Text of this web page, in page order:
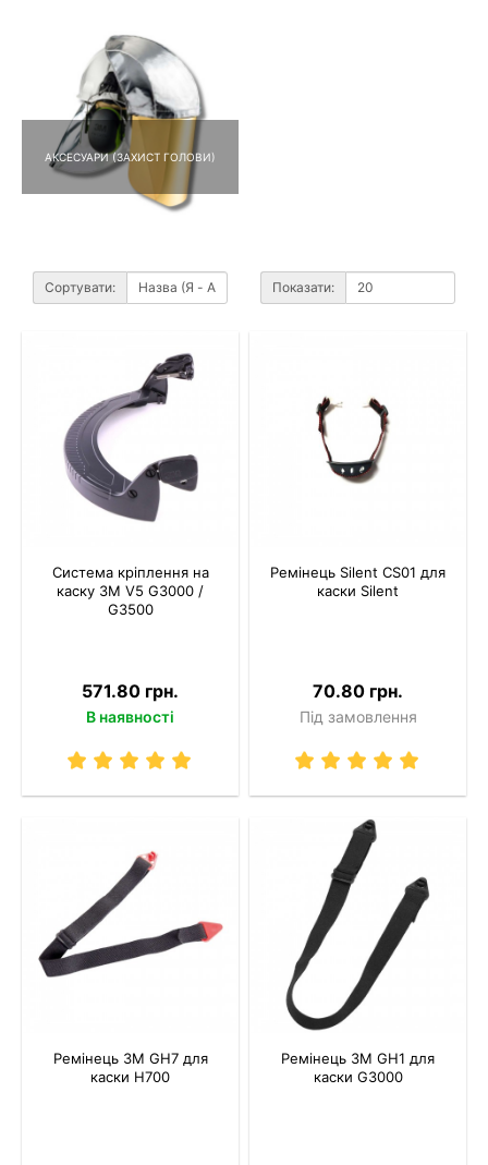
АКСЕСУАРИ (ЗАХИСТ ГОЛОВИ)
Сортувати: Показати:
Система кріплення на
каску 3M V5 G3000 /
G3500
571.80 грн.
В наявності
Ремінець Silent CS01 для
каски Silent
70.80 грн.
Під замовлення
Ремінець 3M GH7 для
каски H700
Ремінець 3M GH1 для
каски G3000